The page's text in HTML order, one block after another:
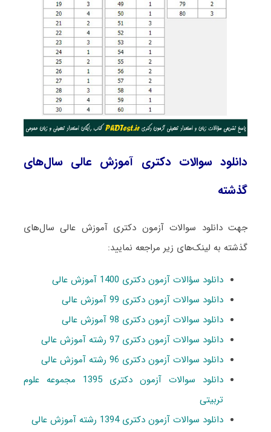
دانلود سوالات دکتری آموزش عالی سال‌های
گذشته
جهت دانلود سوالات آزمون دکتری آموزش عالی سال‌های
گذشته به لینک‌های زیر مراجعه نمایید:
دانلود سؤالات آزمون دکتری 1400 آموزش عالی
دانلود سوالات آزمون دکتری 99 آموزش عالی
دانلود سوالات آزمون دکتری 98 آموزش عالی
دانلود سوالات آزمون دکتری 97 رشته آموزش عالی
دانلود سوالات آزمون دکتری 96 رشته آموزش عالی
دانلود سوالات آزمون دکتری 1395 مجموعه علوم
تربیتی
دانلود سوالات آزمون دکتری 1394 رشته آموزش عالی